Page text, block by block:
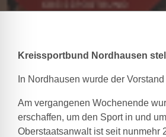
Kreissportbund Nordhausen
In Nordhausen wurde der
Am vergangenen Wochenende
erschaffen, um den Sport in und
Oberstaatsanwalt ist seit nunmehr